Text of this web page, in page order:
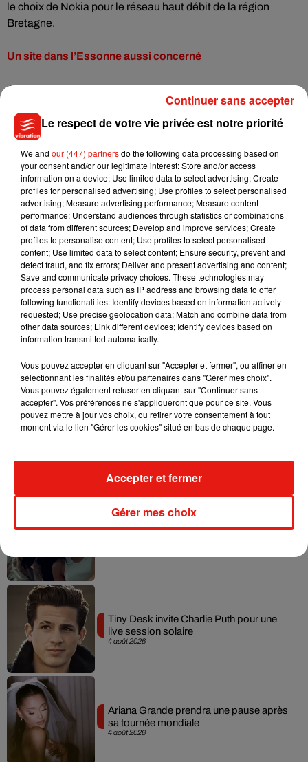
le choix de Nokia pour le réseau haut débit de la région
Bretagne.
Un site dans l’Essonne aussi concerné
A l'arrivée de la manifestation aux Invalides, plusieurs
personnalités politiques ont apporté leur soutien. Le
secrétaire général de la CFDT (syndicat numéro un chez
Nokia) Laurent Berger point lui Nokia du doigt :
margoulins, ils ne respectent pas leurs engagements"."Ce
n'est pas acceptable aujourd'hui alors qu'on parle de
relocalisation après la crise sanitaire de voir des
délocalisations. On ne laissera pas faire (...) je demande que
l'Etat français demande à Nokia de rendre l'argent public
dont il bénéficie encore", affirme t-il
Plus loin dans le cortège, on retrouve aussi Dominique, venu
avec de nombreux salariés de Nokia-Villarceaux à Nozay
(Essonne), où 831 postes sont supprimés. Il parle d'un plan
"incompréhensible, alors que la 5G n'est pas encore
mature". Dominique dénonce les relocalisations en
Roumanie, Pologne, Inde et aux États-Unis, où le président
Donald
"Trump a bien aidé Nokia en barrant la route à
Huawei pour la 5G. Mon équipe entière sera supprimée et j'ai
vu qu'ils ont ouvert à Helsinki les postes correspondants"
il, écœuré.
Benny Blanco invite Selena Gomez et
4 août 2026
Tiny Desk invite Charlie Puth pour une
live session solaire
4 août 2026
Ariana Grande prendra une pause après
sa tournée mondiale
Le respect de votre vie privée est notre priorité
We and our (447) partnersdo the following data processing based on
your consent and/or our legitimate interest: Store and/or access
information on a device; Use limited data to select advertising; Create
profiles for personalised advertising; Use profiles to select personalised
advertising; Measure advertising performance; Measure content
performance; Understand audiences through statistics or combinations
of data from different sources; Develop and improve services; Create
profiles to personalise content; Use profiles to select personalised
content; Use limited data to select content; Ensure security, prevent and
detect fraud, and fix errors; Deliver and present advertising and content;
Save and communicate privacy choices. These technologies may
process personal data such as IP address and browsing data to offer
following functionalities: Identify devices based on information actively
requested; Use precise geolocation data; Match and combine data from
other data sources; Link different devices; Identify devices based on
information transmitted automatically.
Vous pouvez accepter en cliquant sur "Accepter et fermer", ou affiner en
sélectionnant les finalités et/ou partenaires dans "Gérer mes choix".
Vous pouvez également refuser en cliquant sur "Continuer sans
accepter". Vos préférences ne s'appliqueront que pour ce site. Vous
pouvez mettre à jour vos choix, ou retirer votre consentement à tout
moment via le lien "Gérer les cookies" situé en bas de chaque page.
Gérer mes choix
Accepter et fermer
Continuer sans accepter